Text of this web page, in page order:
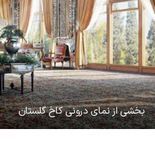
بخشی از نمای درونی کاخ گلستان